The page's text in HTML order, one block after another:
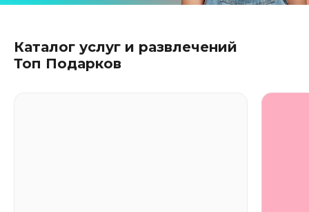
Каталог услуг и развлечений
Топ Подарков